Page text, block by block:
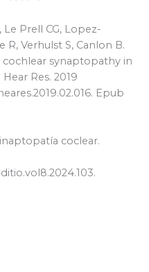
Le Prell CG, Lopez-
R, Verhulst S, Canlon B.
synaptopathy in
Res. 2019
Epub
coclear.